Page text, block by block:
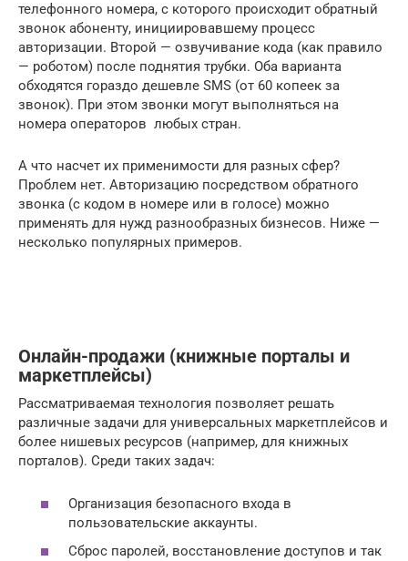
телефонного номера, с которого происходит обратный
звонок абоненту, инициировавшему процесс
авторизации. Второй — озвучивание кода (как правило
— роботом) после поднятия трубки. Оба варианта
обходятся гораздо дешевле SMS (от 60 копеек за
звонок). При этом звонки могут выполняться на
номера операторов любых стран.
А что насчет их применимости для разных сфер?
Проблем нет. Авторизацию посредством обратного
звонка (с кодом в номере или в голосе) можно
применять для нужд разнообразных бизнесов. Ниже —
несколько популярных примеров.
Онлайн-продажи (книжные порталы и
маркетплейсы)
Рассматриваемая технология позволяет решать
различные задачи для универсальных маркетплейсов и
более нишевых ресурсов (например, для книжных
порталов). Среди таких задач:
Организация безопасного входа в
пользовательские аккаунты.
Сброс паролей, восстановление доступов и так